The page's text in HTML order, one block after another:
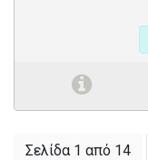
Σελίδα 1 από 14